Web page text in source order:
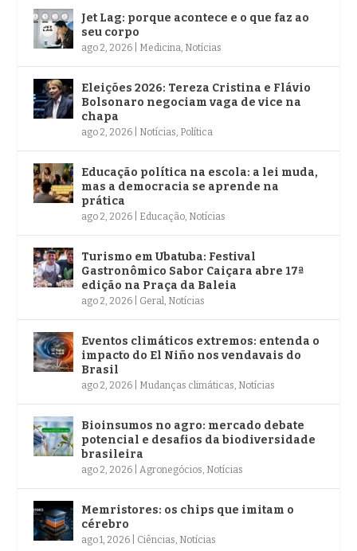
Jet Lag: porque acontece e o que faz ao
seu corpo
ago 2, 2026 Medicina Notícias
Eleições 2026: Tereza Cristina e Flávio
Bolsonaro negociam vaga de vice na
chapa
ago 2, 2026 Notícias Política
Educação política na escola: a lei muda,
mas a democracia se aprende na
prática
ago 2, 2026 Educação Notícias
Turismo em Ubatuba: Festival
Gastronômico Sabor Caiçara abre 17ª
edição na Praça da Baleia
ago 2, 2026 Geral Notícias
Eventos climáticos extremos: entenda o
impacto do El Niño nos vendavais do
Brasil
ago 2, 2026 Mudanças climáticas Notícias
Bioinsumos no agro: mercado debate
potencial e desafios da biodiversidade
brasileira
ago 2, 2026 Agronegócios Notícias
Memristores: os chips que imitam o
cérebro
ago 1, 2026 Ciências Notícias